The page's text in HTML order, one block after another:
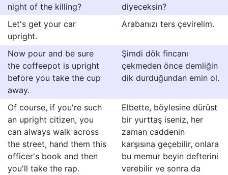
night of the killing?
diyeceksin?
Let's get your car
upright.
Arabanızı ters çevirelim.
Now pour and be sure
the coffeepot is upright
before you take the cup
away.
Şimdi dök fincanı
çekmeden önce demliğin
dik durduğundan emin ol.
Of course, if you're such
an upright citizen, you
can always walk across
the street, hand them this
officer's book and then
you'll take the rap.
Elbette, böylesine dürüst
bir yurttaş iseniz, her
zaman caddenin
karşısına geçebilir, onlara
bu memur beyin defterini
verebilir ve sonra da